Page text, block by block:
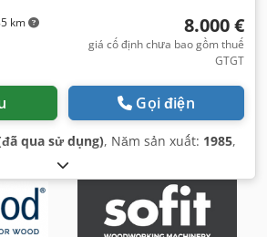
km 8.000 €
giá cố định chưa bao gồm thuế
GTGT
Gọi điện
qua sử dụng), Năm sản xuất: 1985,